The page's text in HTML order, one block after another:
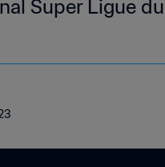
Super Ligue